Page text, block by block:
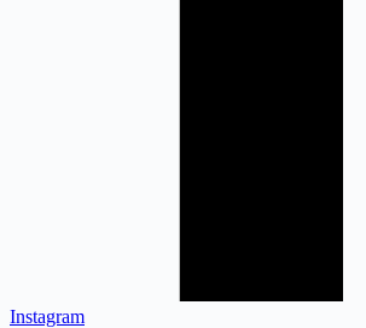
Instagram